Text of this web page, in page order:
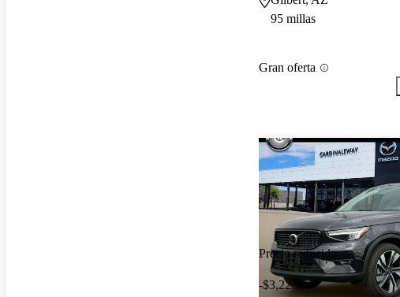
95 millas
Gran oferta
Precio reducido
-$3,223